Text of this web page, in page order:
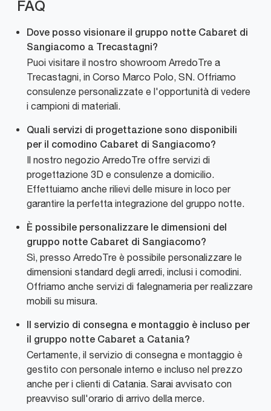
FAQ
Dove posso visionare il gruppo notte Cabaret di
Sangiacomo a Trecastagni?
Puoi visitare il nostro showroom ArredoTre a
Trecastagni, in Corso Marco Polo, SN. Offriamo
consulenze personalizzate e l'opportunità di vedere
i campioni di materiali.
Quali servizi di progettazione sono disponibili
per il comodino Cabaret di Sangiacomo?
Il nostro negozio ArredoTre offre servizi di
progettazione 3D e consulenze a domicilio.
Effettuiamo anche rilievi delle misure in loco per
garantire la perfetta integrazione del gruppo notte.
È possibile personalizzare le dimensioni del
gruppo notte Cabaret di Sangiacomo?
Sì, presso ArredoTre è possibile personalizzare le
dimensioni standard degli arredi, inclusi i comodini.
Offriamo anche servizi di falegnameria per realizzare
mobili su misura.
Il servizio di consegna e montaggio è incluso per
il gruppo notte Cabaret a Catania?
Certamente, il servizio di consegna e montaggio è
gestito con personale interno e incluso nel prezzo
anche per i clienti di Catania. Sarai avvisato con
preavviso sull'orario di arrivo della merce.